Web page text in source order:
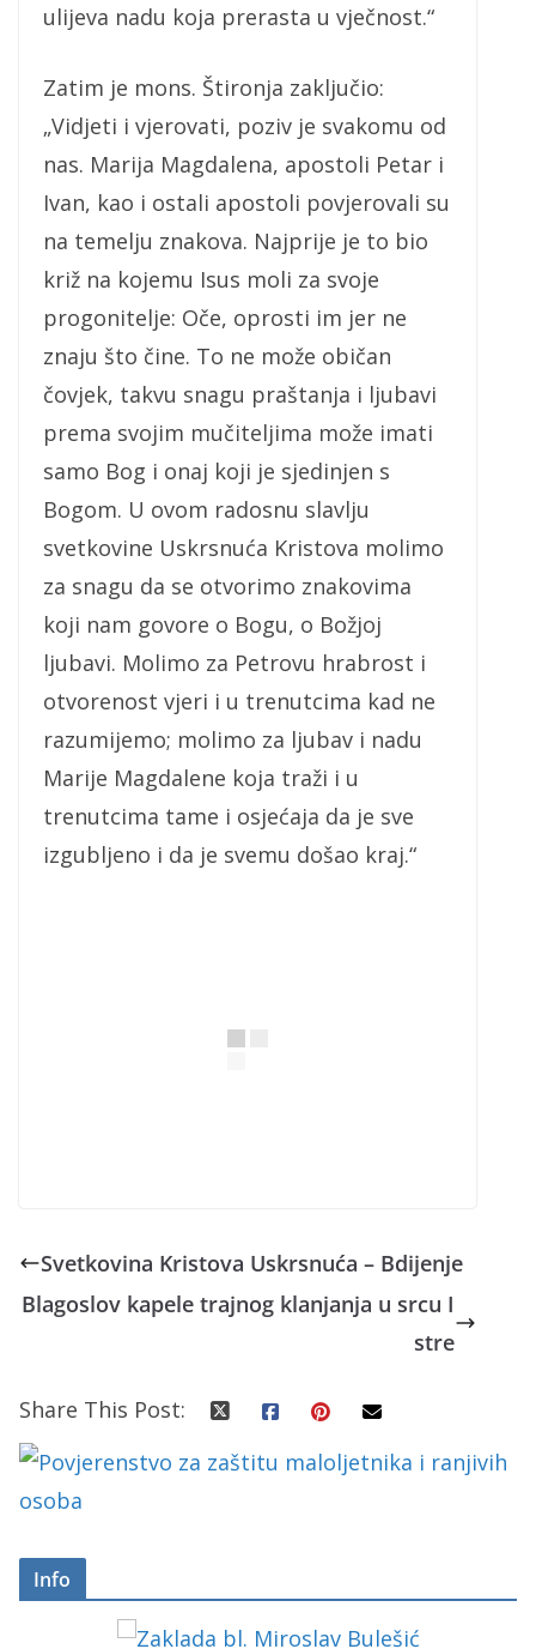
ulijeva nadu koja prerasta u vječnost.“
Zatim je mons. Štironja zaključio:
„Vidjeti i vjerovati, poziv je svakomu od
nas. Marija Magdalena, apostoli Petar i
Ivan, kao i ostali apostoli povjerovali su
na temelju znakova. Najprije je to bio
križ na kojemu Isus moli za svoje
progonitelje: Oče, oprosti im jer ne
znaju što čine. To ne može običan
čovjek, takvu snagu praštanja i ljubavi
prema svojim mučiteljima može imati
samo Bog i onaj koji je sjedinjen s
Bogom. U ovom radosnu slavlju
svetkovine Uskrsnuća Kristova molimo
za snagu da se otvorimo znakovima
koji nam govore o Bogu, o Božjoj
ljubavi. Molimo za Petrovu hrabrost i
otvorenost vjeri i u trenutcima kad ne
razumijemo; molimo za ljubav i nadu
Marije Magdalene koja traži i u
trenutcima tame i osjećaja da je sve
izgubljeno i da je svemu došao kraj.“
Svetkovina Kristova Uskrsnuća – Bdijenje
Blagoslov kapele trajnog klanjanja u srcu I
stre
Share This Post:
Info